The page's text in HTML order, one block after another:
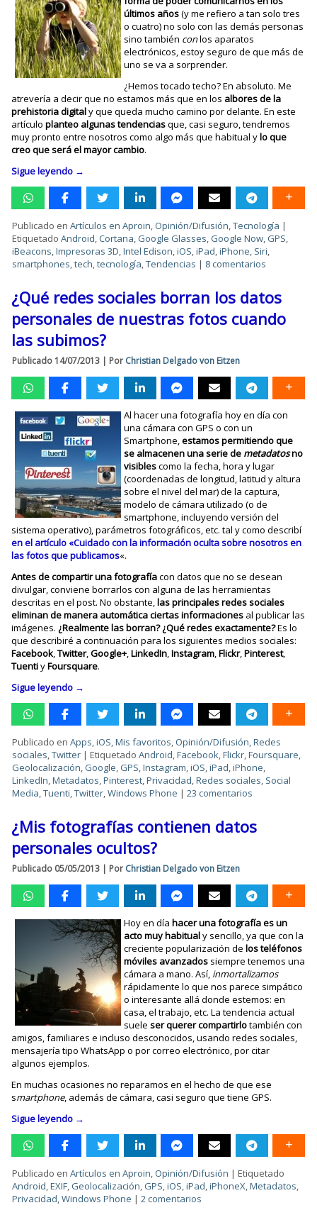
últimos años(y me refiero a tan solo tres
o cuatro) no solo con las demás personas
sino también conlos aparatos
electrónicos, estoy seguro de que más de
uno se va a sorprender.
¿Hemos tocado techo? En absoluto. Me
atrevería a decir que no estamos más que en los albores de la
prehistoria digitaly que queda mucho camino por delante. En este
artículoplanteo algunas tendenciasque, casi seguro, tendremos
muy pronto entre nosotros como algo más que habitual ylo que
creo que será el mayor cambio.
Sigue leyendo →
Publicado en Artículos en Aproin Opinión/Difusión ,Tecnología |
Etiquetado Android ,Cortana Google Glasses Google Now GPS
iBeacons ,Impresoras 3D ,Intel Edison ,iOS ,iPad ,iPhone Siri
smartphones ,tech ,tecnología ,Tendencias | 8 comentarios
¿Qué redes sociales borran los datos
personales de nuestras fotos cuando
las subimos?
Publicado 14/07/2013 | Por Christian Delgado von Eitzen
Al hacer una fotografía hoy en día con
una cámara con GPS o con un
Smartphone, estamos permitiendo que
se almacenen una serie de metadatosno
visiblescomo la fecha, hora y lugar
(coordenadas de longitud, latitud y altura
sobre el nivel del mar) de la captura,
modelo de cámara utilizado (o de
smartphone, incluyendo versión del
sistema operativo), parámetros fotográficos, etc. tal y como describí
en el artículo «Cuidado con la información oculta sobre nosotros en
las fotos que publicamos«.
Antes de compartir una fotografíacon datos que no se desean
divulgar, conviene borrarlos con alguna de las herramientas
descritas en el post. No obstante,las principales redes sociales
eliminan de manera automática ciertas informaciones al publicar las
imágenes. ¿Realmente las borran? ¿Qué redes exactamente?Es lo
que describiré a continuación para los siguientes medios sociales:
Facebook ,Twitter, Google+ ,LinkedIn ,Instagram ,Flickr,Pinterest,
TuentiyFoursquare.
Sigue leyendo →
Publicado en Apps ,iOS ,Mis favoritos Opinión/Difusión ,Redes
sociales ,Twitter |Etiquetado Android ,Facebook ,Flickr ,Foursquare
Geolocalización Google GPS ,Instagram ,iOS ,iPad ,iPhone
LinkedIn ,Metadatos ,Pinterest ,Privacidad ,Redes sociales Social
Media ,Tuenti ,Twitter ,Windows Phone |23 comentarios
¿Mis fotografías contienen datos
personales ocultos?
Publicado 05/05/2013 | Por Christian Delgado von Eitzen
Hoy en día hacer una fotografía es un
acto muy habitualy sencillo, ya que con la
creciente popularización de los teléfonos
móviles avanzadossiempre tenemos una
cámara a mano. Así, inmortalizamos
rápidamente lo que nos parece simpático
o interesante allá donde estemos: en
casa, el trabajo, etc. La tendencia actual
suele ser querer compartirlotambién con
amigos, familiares e incluso desconocidos, usando redes sociales,
mensajería tipo WhatsApp o por correo electrónico, por citar
algunos ejemplos.
En muchas ocasiones no reparamos en el hecho de que ese
smartphone, además de cámara, casi seguro que tiene GPS.
Sigue leyendo →
Publicado en Artículos en Aproin Opinión/Difusión |Etiquetado
Android ,EXIF Geolocalización GPS ,iOS ,iPad ,iPhoneX ,Metadatos
Privacidad ,Windows Phone |2 comentarios